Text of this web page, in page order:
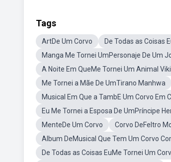
Tags
ArtDe Um Corvo De Todas as Coisas
Manga Me Tornei UmPersonaje De Um
A Noite Em QueMe Tornei Um Animal Viki
Me Tornei a Mãe De UmTirano Manhwa
Musical Em Que a TambE Um Corvo Em
Eu Me Tornei a Esposa De UmPríncipe
MenteDe Um Corvo
Corvo DeFeltro
Album DeMusical Que Tem Um Corvo
De Todas as Coisas EuMe Tornei Um